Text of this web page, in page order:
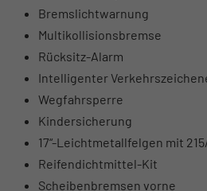
Bremslichtwarnung
Multikollisionsbremse
Rücksitz-Alarm
Intelligenter
Wegfahrsperre
Kindersicherung
17“-Leichtmetallfelgen mit
Reifendichtmittel-Kit
Scheibenbremsen vorne